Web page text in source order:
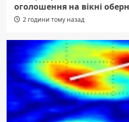
оголошення на вікні
2 години тому назад